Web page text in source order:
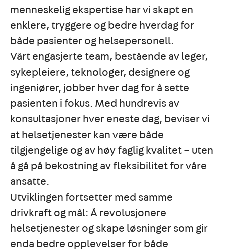
menneskelig ekspertise har vi skapt en
enklere, tryggere og bedre hverdag for
både pasienter og helsepersonell.
Vårt engasjerte team, bestående av leger,
sykepleiere, teknologer, designere og
ingeniører, jobber hver dag for å sette
pasienten i fokus. Med hundrevis av
konsultasjoner hver eneste dag, beviser vi
at helsetjenester kan være både
tilgjengelige og av høy faglig kvalitet – uten
å gå på bekostning av fleksibilitet for våre
ansatte.
Utviklingen fortsetter med samme
drivkraft og mål: Å revolusjonere
helsetjenester og skape løsninger som gir
enda bedre opplevelser for både